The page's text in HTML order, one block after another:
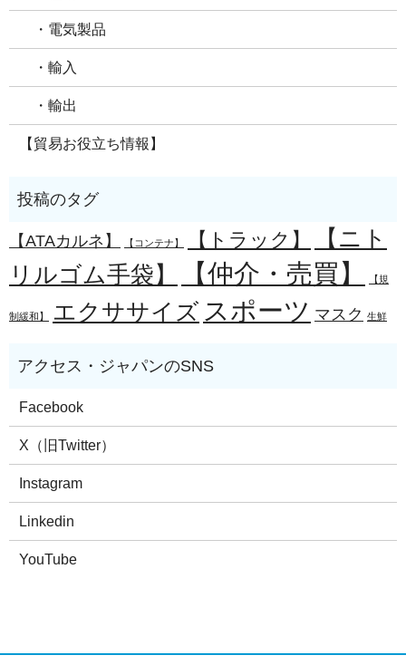
・電気製品
・輸入
・輸出
【貿易お役立ち情報】
【ATAカルネ】 【コンテナ】 【トラック】
【ニト
リルゴム手袋】
【仲介・売買】 【規
制緩和】 エクササイズ スポーツ マスク 生鮮
Facebook
X（旧Twitter）
Instagram
Linkedin
YouTube